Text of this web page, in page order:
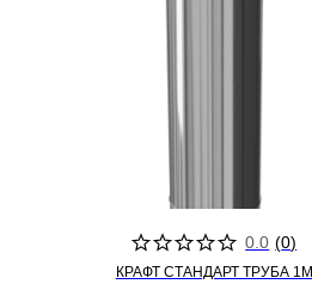
0.0 (0)
КРАФТ СТАНДАРТ ТРУБА 1М